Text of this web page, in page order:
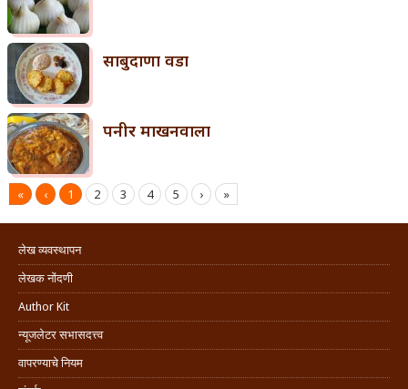
साबुदाणा वडा
पनीर माखनवाला
« ‹ 1 2 3 4 5 › »
लेख व्यवस्थापन
लेखक नोंदणी
Author Kit
न्यूजलेटर सभासदत्त्व
वापरण्याचे नियम